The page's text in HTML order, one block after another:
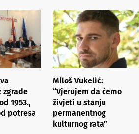
zgrade
1953.,
potresa
Miloš Vukelić:
“Vjerujem da ćemo
živjeti u stanju
permanentnog
kulturnog rata”